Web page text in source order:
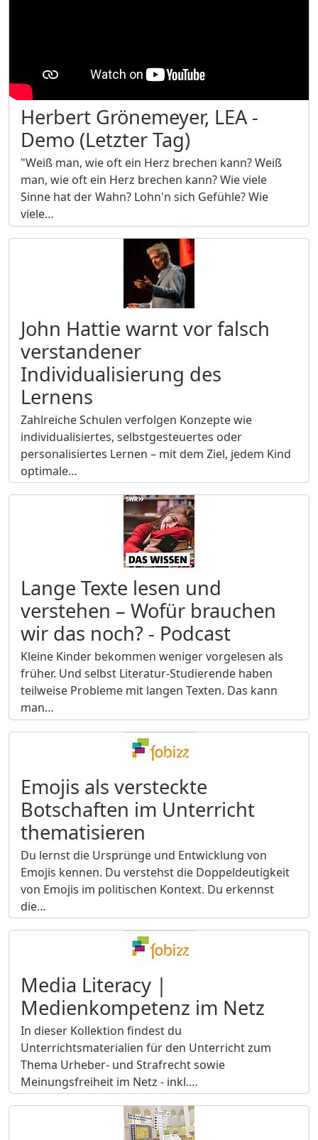
Herbert Grönemeyer, LEA -
Demo (Letzter Tag)
"Weiß man, wie oft ein Herz brechen kann? Weiß
man, wie oft ein Herz brechen kann? Wie viele
Sinne hat der Wahn? Lohn'n sich Gefühle? Wie
viele…
John Hattie warnt vor falsch
verstandener
Individualisierung des
Lernens
Zahlreiche Schulen verfolgen Konzepte wie
individualisiertes, selbstgesteuertes oder
personalisiertes Lernen – mit dem Ziel, jedem Kind
optimale…
Lange Texte lesen und
verstehen – Wofür brauchen
wir das noch? - Podcast
Kleine Kinder bekommen weniger vorgelesen als
früher. Und selbst Literatur-Studierende haben
teilweise Probleme mit langen Texten. Das kann
man…
Emojis als versteckte
Botschaften im Unterricht
thematisieren
Du lernst die Ursprünge und Entwicklung von
Emojis kennen. Du verstehst die Doppeldeutigkeit
von Emojis im politischen Kontext. Du erkennst
die…
Media Literacy |
Medienkompetenz im Netz
In dieser Kollektion findest du
Unterrichtsmaterialien für den Unterricht zum
Thema Urheber- und Strafrecht sowie
Meinungsfreiheit im Netz - inkl.…